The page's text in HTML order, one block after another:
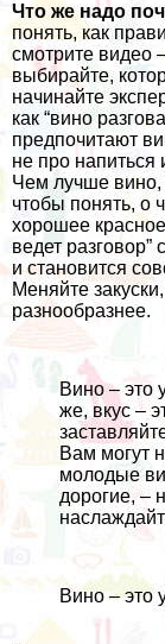
Что же надо
понять, как
смотрите видео
выбирайте,
начинайте
как “вино
предпочитают
не про напиться
Чем лучше вино,
чтобы понять, о
хорошее
ведет
и становится
Меняйте
разнообразнее.
Вино – это
же, вкус –
Вам могут
молодые
дорогие, –
Вино – это